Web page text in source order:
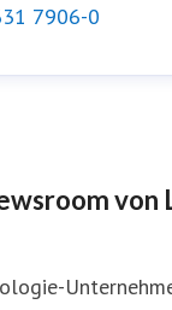
7906-0
von